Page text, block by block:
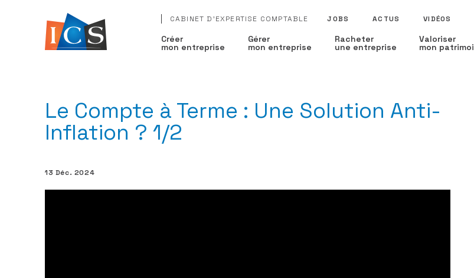
CABINET D'EXPERTISE COMPTABLE JOBS ACTUS VIDÉOS
Créer
mon entreprise
Gérer
mon entreprise
Racheter
une entreprise
Valoriser
mon
Le Compte à Terme : Une Solution Anti-
Inflation ? 1/2
13 Déc. 2024